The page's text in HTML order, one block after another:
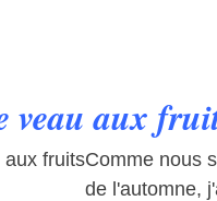
veau aux
Comme nous
de l'automne,